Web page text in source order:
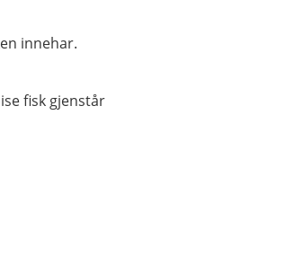
innehar.
fisk gjenstår